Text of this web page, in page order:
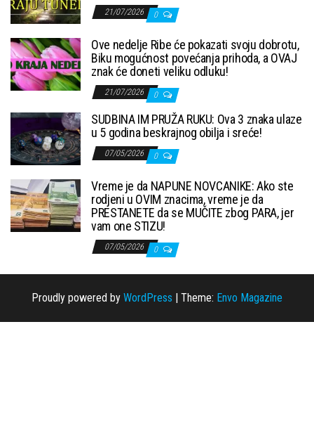
21/07/2026 0
Ove nedelje Ribe će pokazati svoju dobrotu,
Biku mogućnost povećanja prihoda, a OVAJ
znak će doneti veliku odluku!
21/07/2026 0
SUDBINA IM PRUŽA RUKU: Ova 3 znaka ulaze
u 5 godina beskrajnog obilja i sreće!
07/05/2026 0
Vreme je da NAPUNE NOVCANIKE: Ako ste
rodjeni u OVIM znacima, vreme je da
PRESTANETE da se MUČITE zbog PARA, jer
vam one STIZU!
07/05/2026 0
Proudly powered by WordPress Theme: Envo Magazine